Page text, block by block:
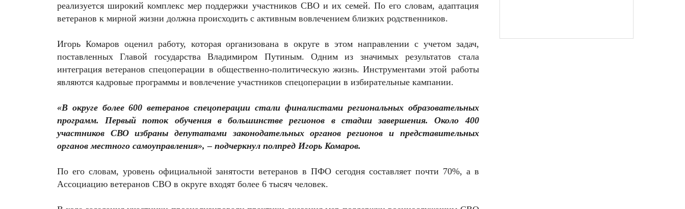
реализуется широкий комплекс мер поддержки участников СВО и их семей. По его словам, адаптация
ветеранов к мирной жизни должна происходить с активным вовлечением близких родственников.
Игорь Комаров оценил работу, которая организована в округе в этом направлении с учетом задач,
поставленных Главой государства Владимиром Путиным. Одним из значимых результатов стала
интеграция ветеранов спецоперации в общественно-политическую жизнь. Инструментами этой работы
являются кадровые программы и вовлечение участников спецоперации в избирательные кампании.
«В округе более 600 ветеранов спецоперации стали финалистами региональных образовательных
программ. Первый поток обучения в большинстве регионов в стадии завершения. Около 400
участников СВО избраны депутатами законодательных органов регионов и представительных
органов местного самоуправления», – подчеркнул полпред Игорь Комаров.
По его словам, уровень официальной занятости ветеранов в ПФО сегодня составляет почти 70%, а в
Ассоциацию ветеранов СВО в округе входят более 6 тысяч человек.